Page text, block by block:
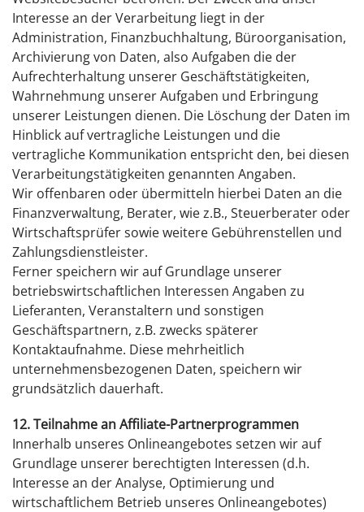
Interesse an der Verarbeitung liegt in der
Administration, Finanzbuchhaltung, Büroorganisation,
Archivierung von Daten, also Aufgaben die der
Aufrechterhaltung unserer Geschäftstätigkeiten,
Wahrnehmung unserer Aufgaben und Erbringung
unserer Leistungen dienen. Die Löschung der Daten im
Hinblick auf vertragliche Leistungen und die
vertragliche Kommunikation entspricht den, bei diesen
Verarbeitungstätigkeiten genannten Angaben.
Wir offenbaren oder übermitteln hierbei Daten an die
Finanzverwaltung, Berater, wie z.B., Steuerberater oder
Wirtschaftsprüfer sowie weitere Gebührenstellen und
Zahlungsdienstleister.
Ferner speichern wir auf Grundlage unserer
betriebswirtschaftlichen Interessen Angaben zu
Lieferanten, Veranstaltern und sonstigen
Geschäftspartnern, z.B. zwecks späterer
Kontaktaufnahme. Diese mehrheitlich
unternehmensbezogenen Daten, speichern wir
grundsätzlich dauerhaft.
12. Teilnahme an Affiliate-Partnerprogrammen
Innerhalb unseres Onlineangebotes setzen wir auf
Grundlage unserer berechtigten Interessen (d.h.
Interesse an der Analyse, Optimierung und
wirtschaftlichem Betrieb unseres Onlineangebotes)